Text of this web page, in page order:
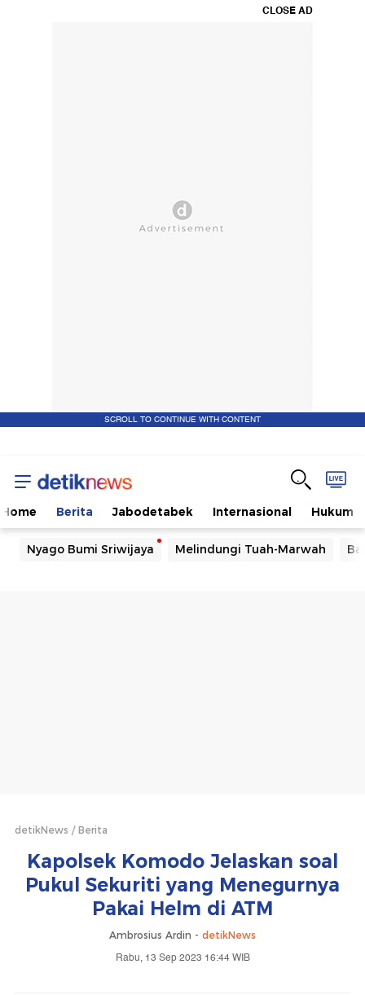
CLOSE AD
SCROLL TO CONTINUE WITH CONTENT
Home Berita Jabodetabek Internasional Hukum
Nyago Bumi Sriwijaya Melindungi Tuah-Marwah
detikNews Berita
Kapolsek Komodo Jelaskan soal
Pukul Sekuriti yang Menegurnya
Pakai Helm di ATM
Ambrosius Ardin - detikNews
Rabu, 13 Sep 2023 16:44 WIB